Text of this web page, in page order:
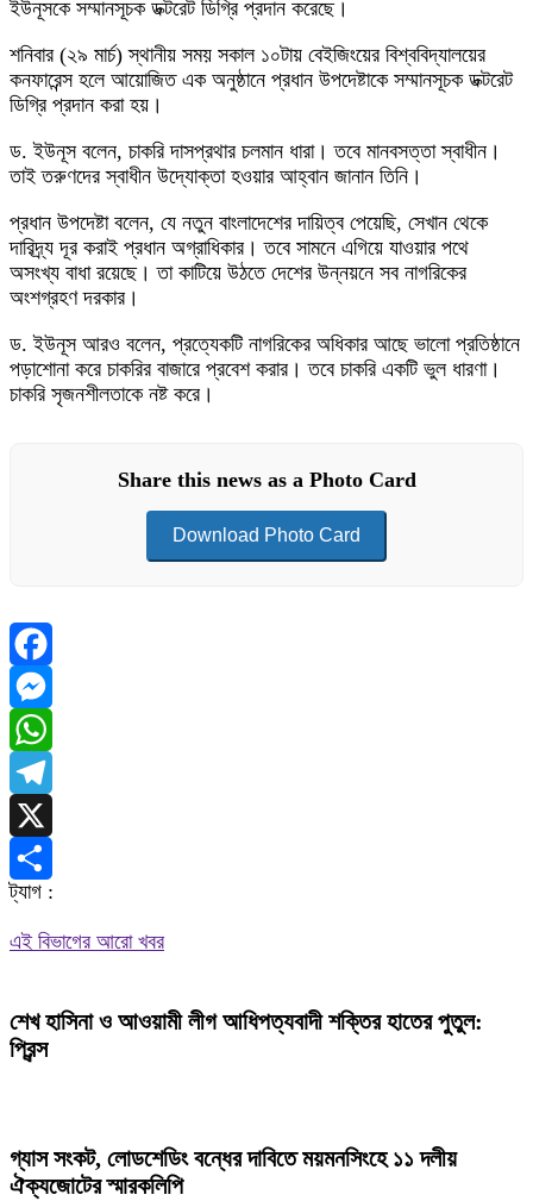
ইউনূসকে সম্মানসূচক ডক্টরেট ডিগ্রি প্রদান করেছে।
শনিবার (২৯ মার্চ) স্থানীয় সময় সকাল ১০টায় বেইজিংয়ের বিশ্ববিদ্যালয়ের
কনফারেন্স হলে আয়োজিত এক অনুষ্ঠানে প্রধান উপদেষ্টাকে সম্মানসূচক ডক্টরেট
ডিগ্রি প্রদান করা হয়।
ড. ইউনূস বলেন, চাকরি দাসপ্রথার চলমান ধারা। তবে মানবসত্তা স্বাধীন।
তাই তরুণদের স্বাধীন উদ্যোক্তা হওয়ার আহ্বান জানান তিনি।
প্রধান উপদেষ্টা বলেন, যে নতুন বাংলাদেশের দায়িত্ব পেয়েছি, সেখান থেকে
দারিদ্র্য দূর করাই প্রধান অগ্রাধিকার। তবে সামনে এগিয়ে যাওয়ার পথে
অসংখ্য বাধা রয়েছে। তা কাটিয়ে উঠতে দেশের উন্নয়নে সব নাগরিকের
অংশগ্রহণ দরকার।
ড. ইউনূস আরও বলেন, প্রত্যেকটি নাগরিকের অধিকার আছে ভালো প্রতিষ্ঠানে
পড়াশোনা করে চাকরির বাজারে প্রবেশ করার। তবে চাকরি একটি ভুল ধারণা।
চাকরি সৃজনশীলতাকে নষ্ট করে।
Share this news as a Photo Card
Download Photo Card
Facebook
Messenger
WhatsApp
Telegram
X
Share
ট্যাগ :
এই বিভাগের আরো খবর
শেখ হাসিনা ও আওয়ামী লীগ আধিপত্যবাদী শক্তির হাতের পুতুল:
প্রিন্স
গ্যাস সংকট, লোডশেডিং বন্ধের দাবিতে ময়মনসিংহে ১১ দলীয়
ঐক্যজোটের স্মারকলিপি